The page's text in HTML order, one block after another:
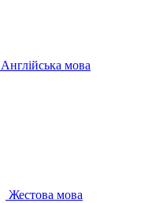
Англійська мова
Жестова мова